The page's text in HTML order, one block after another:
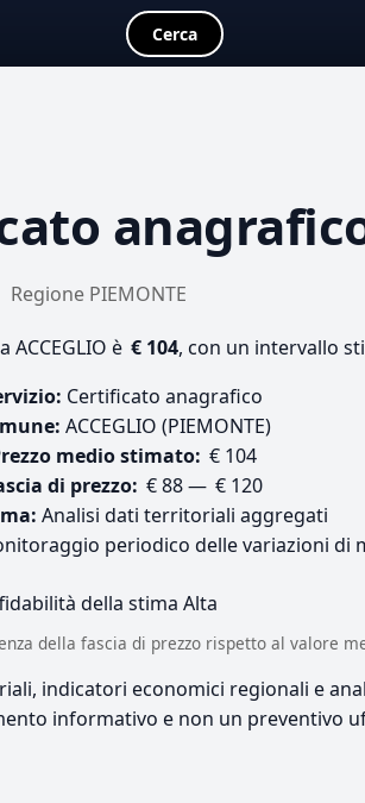
Cerca
Regione PIEMONTE
ACCEGLIO è € 104, con un intervallo
Certificato anagrafico
ACCEGLIO (PIEMONTE)
medio stimato: € 104
di prezzo: € 88 — € 120
Analisi dati territoriali aggregati
periodico delle variazioni di
della stima Alta
della fascia di prezzo rispetto al valore
indicatori economici regionali e
informativo e non un preventivo